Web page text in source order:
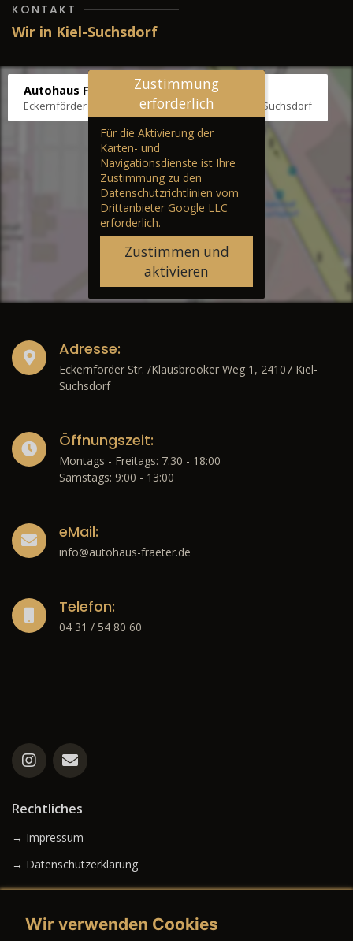
KONTAKT
Wir in Kiel-Suchsdorf
Autohaus Fräter
Eckernförder Str. /Klausbrooker Weg 1, 24107 Kiel-Suchsdorf
Zustimmung
erforderlich
Für die Aktivierung der
Karten- und
Navigationsdienste ist Ihre
Zustimmung zu den
Datenschutzrichtlinien vom
Drittanbieter Google LLC
erforderlich.
Zustimmen und
aktivieren
Adresse:
Eckernförder Str. /Klausbrooker Weg 1, 24107 Kiel-
Suchsdorf
Öffnungszeit:
Montags - Freitags: 7:30 - 18:00
Samstags: 9:00 - 13:00
eMail:
info@autohaus-fraeter.de
Telefon:
04 31 / 54 80 60
Rechtliches
→ Impressum
→ Datenschutzerklärung
Wir verwenden Cookies